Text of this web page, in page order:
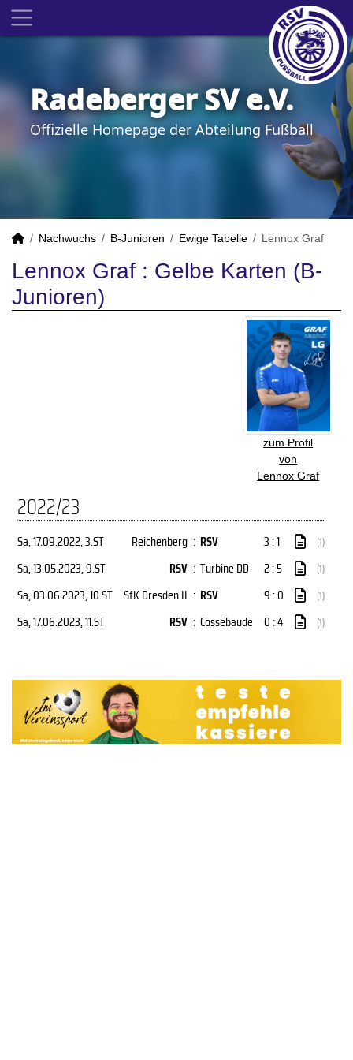
Radeberger SV e.V.
Offizielle Homepage der Abteilung Fußball
Nachwuchs B-Junioren Ewige Tabelle Lennox Graf
Lennox Graf : Gelbe Karten (B-
Junioren)
zum Profil
von
Lennox Graf
2022/23
Sa, 17.09.2022, 3.ST Reichenberg : RSV 3 : 1 (1)
Sa, 13.05.2023, 9.ST RSV : Turbine DD 2 : 5 (1)
Sa, 03.06.2023, 10.ST SfK Dresden II : RSV 9 : 0 (1)
Sa, 17.06.2023, 11.ST RSV : Cossebaude 0 : 4 (1)